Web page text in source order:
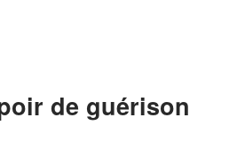
de guérison